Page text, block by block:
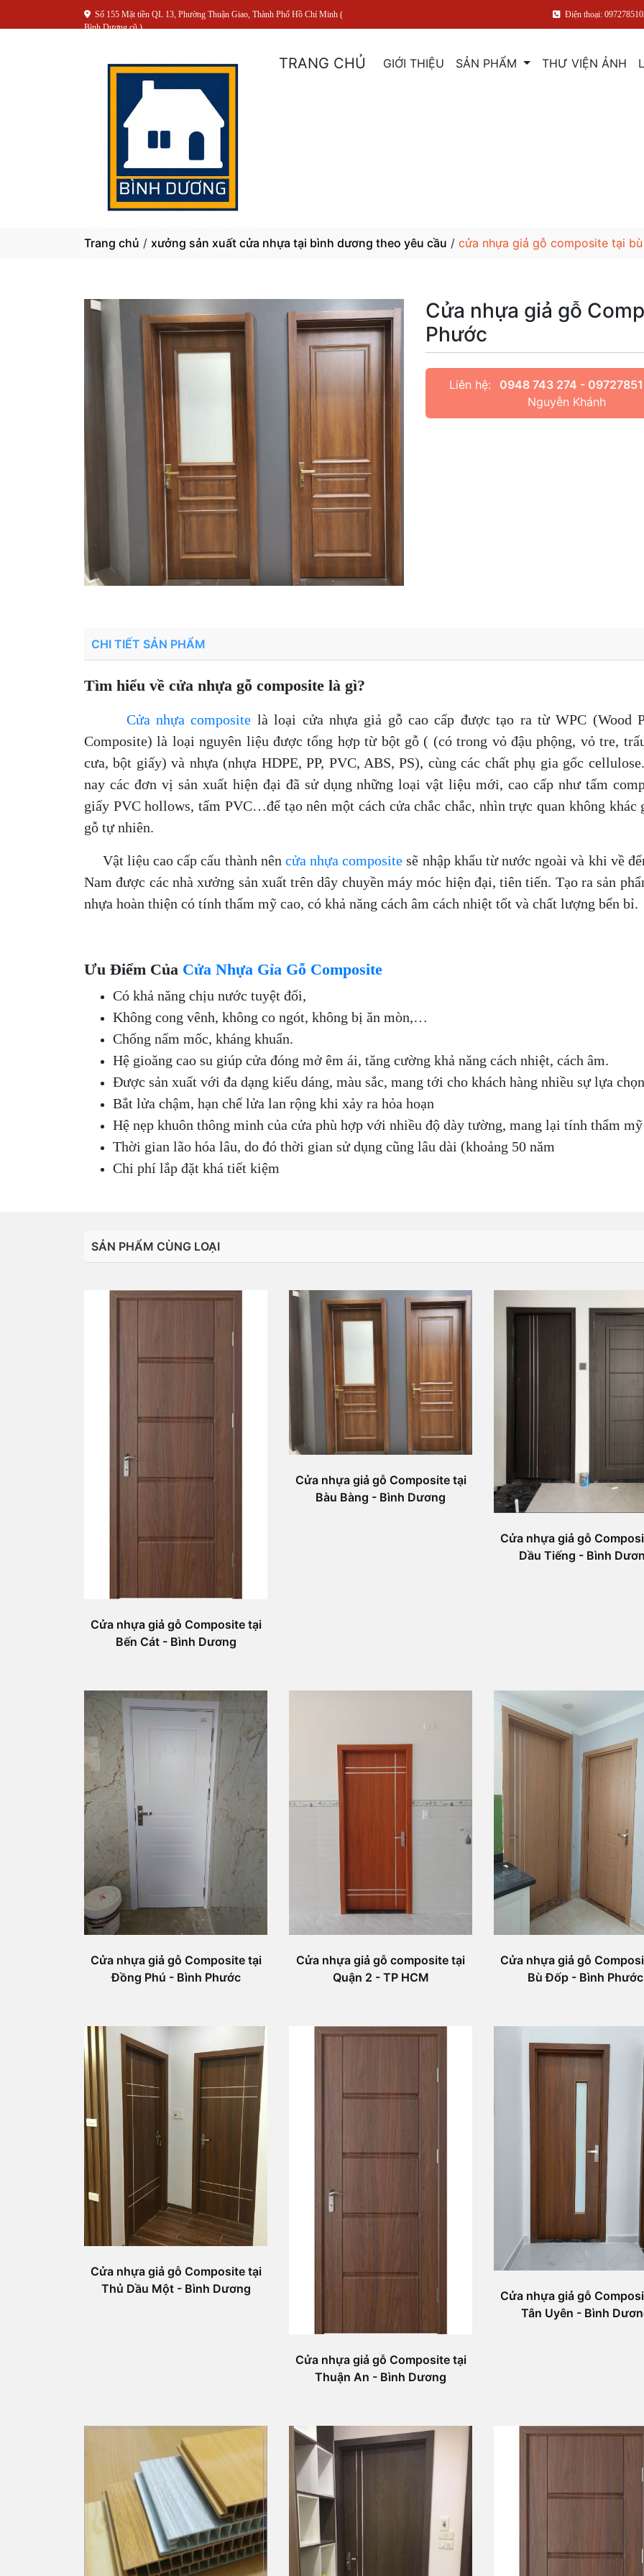
Số 155 Mặt tiền QL 13, Phường Thuận Giao, Thành Phố Hồ Chí Minh (
Bình Dương cũ )
Điện thoại:
TRANG CHỦ GIỚI THIỆU SẢN PHẨM THƯ VIỆN ẢNH
Trang chủ / xưởng sản xuất cửa nhựa tại bình dương theo yêu cầu / cửa nhựa giả gỗ composite tại
Cửa nhựa giả gỗ
Phước
Liên hệ: 0948 743 274 -
Nguyễn Khánh
CHI TIẾT SẢN PHẨM
Tìm hiểu về cửa nhựa gỗ composite là gì?
Cửa nhựa composite là loại cửa nhựa giả gỗ cao cấp được tạo ra từ WPC (Wood
Composite) là loại nguyên liệu được tổng hợp từ bột gỗ ( (có trong vỏ đậu phộng, vỏ tre,
cưa, bột giấy) và nhựa (nhựa HDPE, PP, PVC, ABS, PS), cùng các chất phụ gia gốc
nay các đơn vị sản xuất hiện đại đã sử dụng những loại vật liệu mới, cao cấp như tấm
giấy PVC hollows, tấm PVC…để tạo nên một cách cửa chắc chắc, nhìn trực quan không khác
gỗ tự nhiên.
Vật liệu cao cấp cấu thành nên cửa nhựa composite sẽ nhập khẩu từ nước ngoài và khi về
Nam được các nhà xưởng sản xuất trên dây chuyền máy móc hiện đại, tiên tiến. Tạo ra sản
nhựa hoàn thiện có tính thẩm mỹ cao, có khả năng cách âm cách nhiệt tốt và chất lượng bển bỉ.
Ưu Điểm Của Cửa Nhựa Gỉa Gỗ Composite
Có khả năng chịu nước tuyệt đối,
Không cong vênh, không co ngót, không bị ăn mòn,…
Chống nấm mốc, kháng khuẩn.
Hệ gioăng cao su giúp cửa đóng mở êm ái, tăng cường khả năng cách nhiệt, cách âm.
Được sản xuất với đa dạng kiểu dáng, màu sắc, mang tới cho khách hàng nhiều sự lựa chọn
Bắt lửa chậm, hạn chế lửa lan rộng khi xảy ra hỏa hoạn
Hệ nẹp khuôn thông minh của cửa phù hợp với nhiều độ dày tường, mang lại tính thẩm mỹ
Thời gian lão hóa lâu, do đó thời gian sử dụng cũng lâu dài (khoảng 50 năm
Chi phí lắp đặt khá tiết kiệm
SẢN PHẨM CÙNG LOẠI
Cửa nhựa giả gỗ Composite tại
Bến Cát - Bình Dương
Cửa nhựa giả gỗ Composite tại
Bàu Bàng - Bình Dương
Cửa nhựa giả gỗ
Dầu Tiếng - Bình
Cửa nhựa giả gỗ Composite tại
Đồng Phú - Bình Phước
Cửa nhựa giả gỗ composite tại
Quận 2 - TP HCM
Cửa nhựa giả gỗ
Bù Đốp - Bình Phước
Cửa nhựa giả gỗ Composite tại
Thủ Dầu Một - Bình Dương
Cửa nhựa giả gỗ Composite tại
Thuận An - Bình Dương
Cửa nhựa giả gỗ
Tân Uyên - Bình